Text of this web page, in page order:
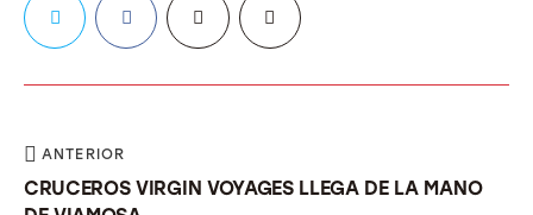
ANTERIOR
CRUCEROS VIRGIN VOYAGES LLEGA DE LA MANO